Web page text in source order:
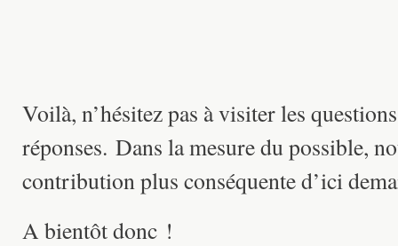
Voilà, n’hésitez pas à visiter les
réponses. Dans la mesure du possible,
contribution plus conséquente d’ici
A bientôt donc !